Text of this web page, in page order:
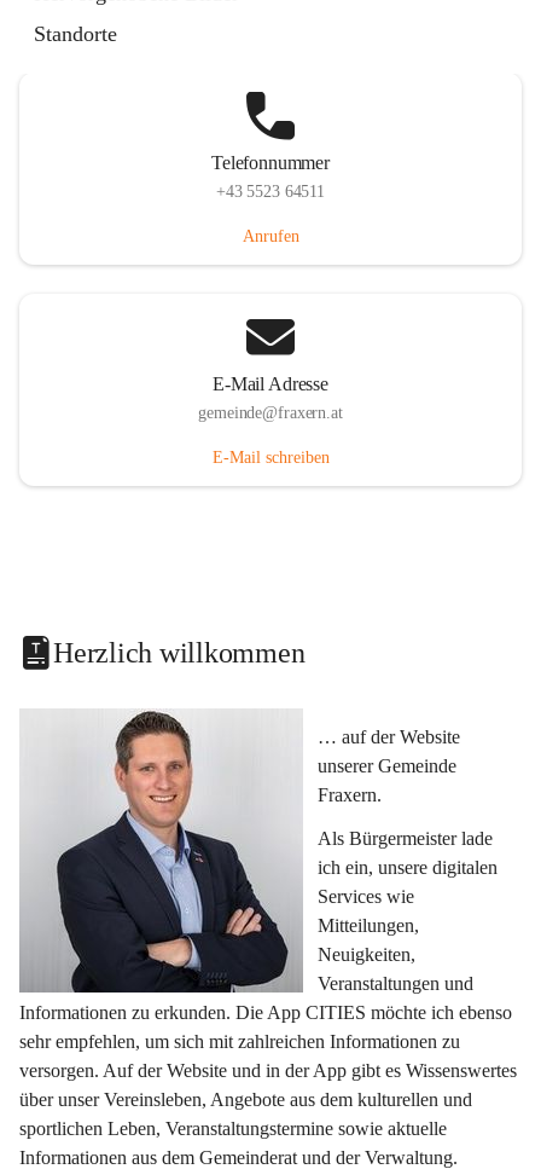
Standorte
Telefonnummer
+43 5523 64511
Anrufen
E-Mail Adresse
gemeinde@fraxern.at
E-Mail schreiben
Herzlich willkommen
… auf der Website
unserer Gemeinde
Fraxern.
Als Bürgermeister lade
ich ein, unsere digitalen
Services wie
Mitteilungen,
Neuigkeiten,
Veranstaltungen und
Informationen zu erkunden. Die App CITIES möchte ich ebenso
sehr empfehlen, um sich mit zahlreichen Informationen zu
versorgen. Auf der Website und in der App gibt es Wissenswertes
über unser Vereinsleben, Angebote aus dem kulturellen und
sportlichen Leben, Veranstaltungstermine sowie aktuelle
Informationen aus dem Gemeinderat und der Verwaltung.